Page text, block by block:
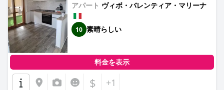
アパート ヴィボ・バレンティア・マリーナ
10 素晴らしい
料金を表示
$ +1